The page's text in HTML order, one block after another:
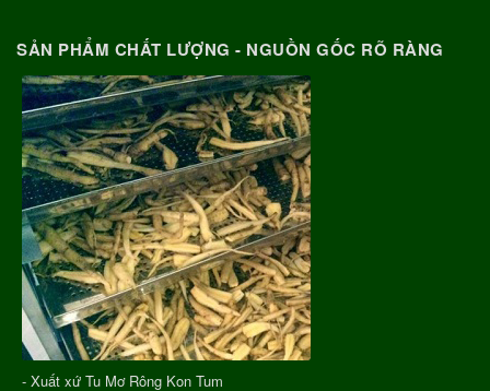
SẢN PHẨM CHẤT LƯỢNG - NGUỒN GỐC RÕ RÀNG
- Xuất xứ Tu Mơ Rông Kon Tum